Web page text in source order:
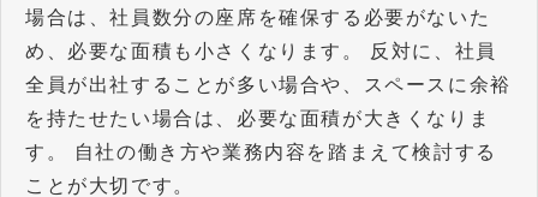
場合は、社員数分の座席を確保する必要がないた
め、必要な面積も小さくなります。 反対に、社員
全員が出社することが多い場合や、スペースに余裕
を持たせたい場合は、必要な面積が大きくなりま
す。 自社の働き方や業務内容を踏まえて検討する
ことが大切です。